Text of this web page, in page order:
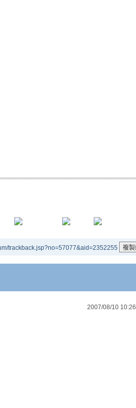
trackback.jsp?no=57077&aid=2352255
2007/08/10 10:26